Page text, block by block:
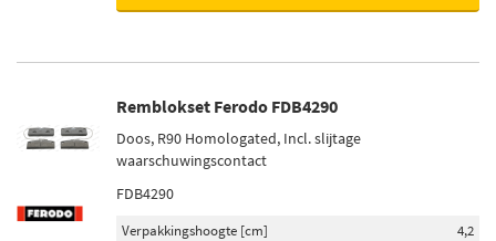
Remblokset Ferodo FDB4290
Doos, R90 Homologated, Incl. slijtage
waarschuwingscontact
FDB4290
Verpakkingshoogte [cm]
4,2